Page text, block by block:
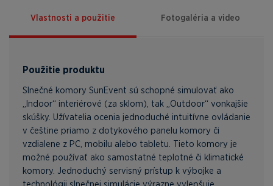
Vlastnosti a použitie Fotogaléria a video
Použitie produktu
Slnečné komory SunEvent sú schopné simulovať ako
„Indoor“ interiérové (za sklom), tak „Outdoor“ vonkajšie
skúšky. Užívatelia ocenia jednoduché intuitívne ovládanie
v češtine priamo z dotykového panelu komory či
vzdialene z PC, mobilu alebo tabletu. Tieto komory je
možné používať ako samostatné teplotné či klimatické
komory. Jednoduchý servisný prístup k výbojke a
technológii slnečnej simulácie výrazne vylepšuje